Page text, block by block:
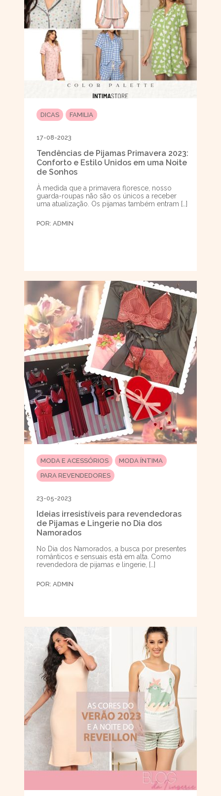
DICAS FAMILIA
17-08-2023
Tendências de Pijamas Primavera 2023:
Conforto e Estilo Unidos em uma Noite
de Sonhos
À medida que a primavera floresce, nosso
guarda-roupas não são os únicos a receber
uma atualização. Os pijamas também entram […]
POR: ADMIN
MODA E ACESSÓRIOS
MODA ÍNTIMA
PARA REVENDEDORES
23-05-2023
Ideias irresistíveis para revendedoras
de Pijamas e Lingerie no Dia dos
Namorados
No Dia dos Namorados, a busca por presentes
românticos e sensuais está em alta. Como
revendedora de pijamas e lingerie, […]
POR: ADMIN